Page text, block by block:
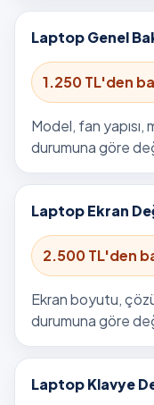
Laptop Genel
1.250 TL'den
Model, fan
durumuna göre
Laptop Ekran
2.500 TL'den
Ekran boyutu,
durumuna göre
Laptop Klavye